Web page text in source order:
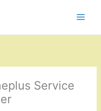
Service